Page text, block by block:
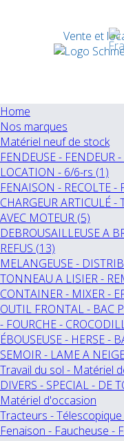
Vente et
Home
Nos marques
Matériel neuf de stock
FENDEUSE - FENDEUR
LOCATION - 6/6-rs (1)
FENAISON - RECOLTE -
CHARGEUR ARTICULÉ -
AVEC MOTEUR (5)
DEBROUSAILLEUSE A
REFUS (13)
MELANGEUSE -
TONNEAU A LISIER -
CONTAINER - MIXER -
OUTIL FRONTAL - BAC
- FOURCHE -
ÉBOUSEUSE - HERSE -
SEMOIR - LAME A
Travail du sol - Matériel
DIVERS - SPECIAL - DE
Matériel d'occasion
Tracteurs -
Fenaison - Faucheuse -